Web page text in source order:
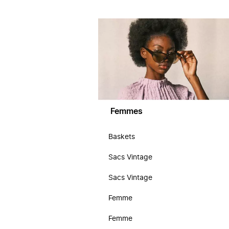
Femmes
Baskets
Sacs Vintage
Sacs Vintage
Femme
Femme